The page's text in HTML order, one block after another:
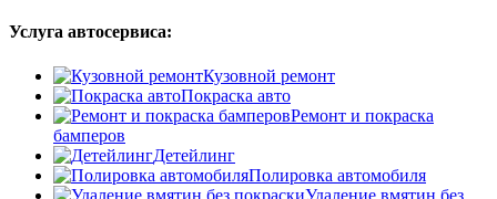
Услуга автосервиса:
Кузовной ремонт
Покраска авто
Ремонт и покраска
бамперов
Детейлинг
Полировка автомобиля
Удаление вмятин без